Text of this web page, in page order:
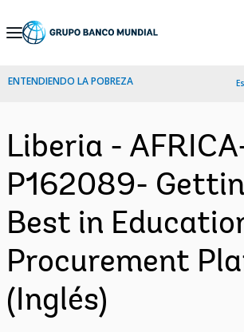
Skip
Navigation
ENTENDIENDO LA POBREZA
Liberia -
P162089-
Best in
Procurement
(Inglés)